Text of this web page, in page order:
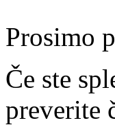
Prosimo
Če ste
preverite